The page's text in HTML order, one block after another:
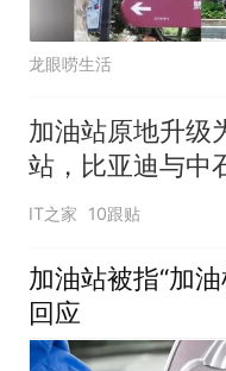
龙眼唠生活
加油站原地升级
站，比亚迪与中
里程碑项目落地
IT之家 10跟贴
加油站被指“加
回应